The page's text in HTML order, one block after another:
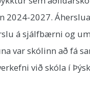
2024-2027.
á sjálfbærni og
var skólinn að fá
við skóla í